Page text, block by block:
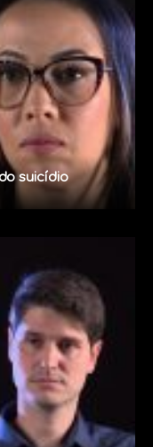
suicídio